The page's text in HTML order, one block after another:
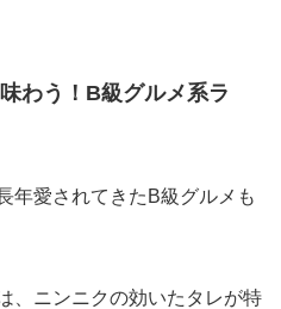
わう！B級グルメ系ラ
年愛されてきたB級グルメも
、ニンニクの効いたタレが特